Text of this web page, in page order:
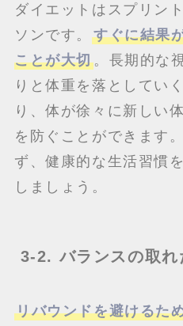
ダイエットはスプリン
ソンです。 すぐに結果
ことが大切。長期的な
りと体重を落としてい
り、体が徐々に新しい
を防ぐことができます
ず、健康的な生活習慣
しましょう。
3-2. バランスの取れ
リバウンドを避けるた